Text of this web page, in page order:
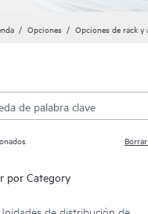
Opciones Opciones de rack
por Category